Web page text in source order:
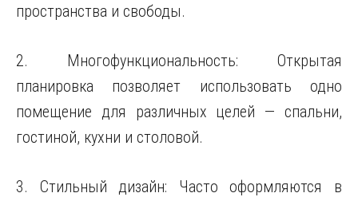
пространства и свободы.
2. Многофункциональность: Открытая
планировка позволяет использовать одно
помещение для различных целей — спальни,
гостиной, кухни и столовой.
3. Стильный дизайн: Часто оформляются в